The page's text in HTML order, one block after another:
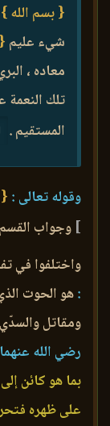
{ بسم الله }
شيء عليم
معاده ،
تلك
المستقيم .
وقوله تعالى :
] وجواب القسم
واختلفوا في
:هو الحوت
ومقاتل
رضي الله
بما هو كائن
على ظهره